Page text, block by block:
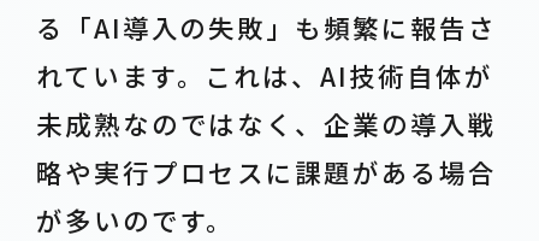
る「AI導入の失敗」も頻繁に報告さ
れています。これは、AI技術自体が
未成熟なのではなく、企業の導入戦
略や実行プロセスに課題がある場合
が多いのです。